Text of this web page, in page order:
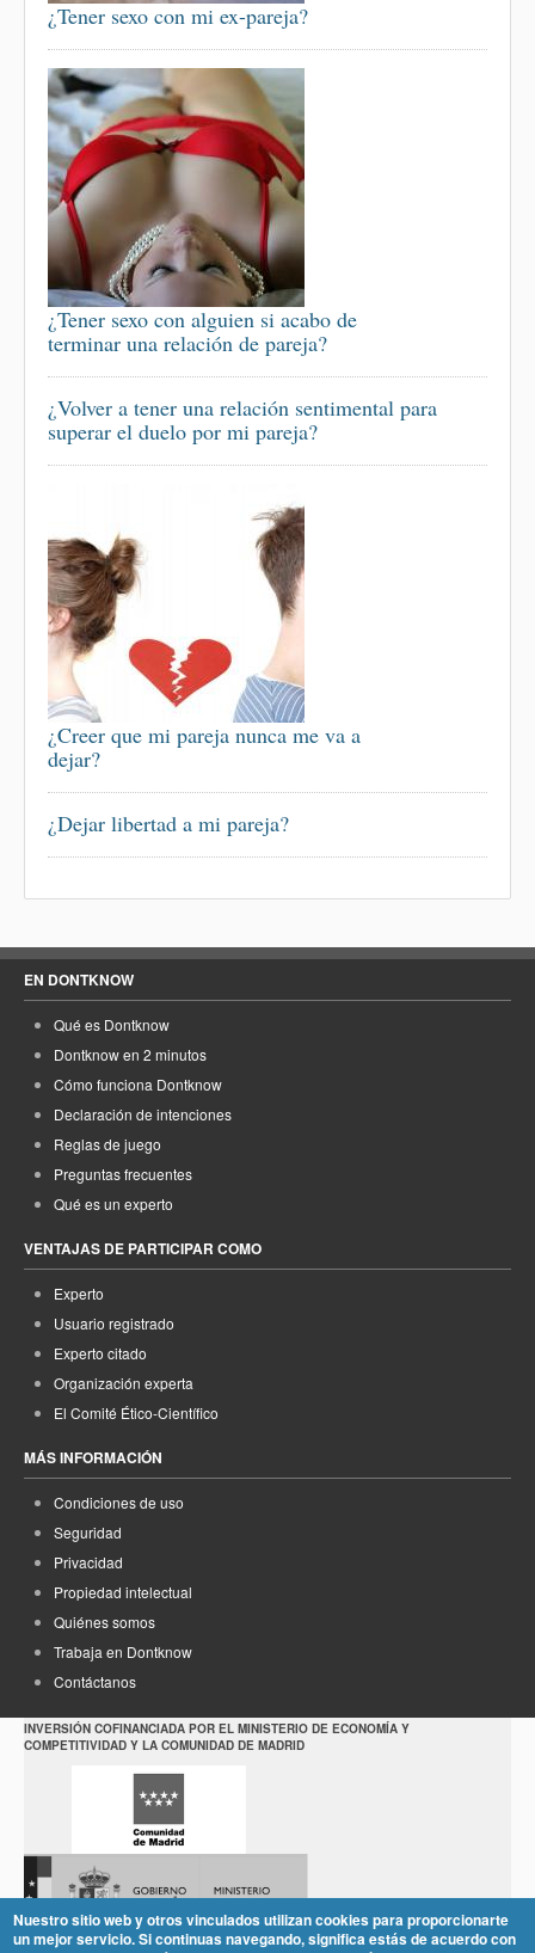
¿Tener sexo con mi ex-pareja?
¿Tener sexo con alguien si acabo de
terminar una relación de pareja?
¿Volver a tener una relación sentimental para
superar el duelo por mi pareja?
¿Creer que mi pareja nunca me va a
dejar?
¿Dejar libertad a mi pareja?
EN DONTKNOW
Qué es Dontknow
Dontknow en 2 minutos
Cómo funciona Dontknow
Declaración de intenciones
Reglas de juego
Preguntas frecuentes
Qué es un experto
VENTAJAS DE PARTICIPAR COMO
Experto
Usuario registrado
Experto citado
Organización experta
El Comité Ético-Científico
MÁS INFORMACIÓN
Condiciones de uso
Seguridad
Privacidad
Propiedad intelectual
Quiénes somos
Trabaja en Dontknow
Contáctanos
INVERSIÓN COFINANCIADA POR EL MINISTERIO DE ECONOMÍA Y
COMPETITIVIDAD Y LA COMUNIDAD DE MADRID
Nuestro sitio web y otros vinculados utilizan cookies para proporcionarte
un mejor servicio. Si continuas navegando, significa estás de acuerdo con